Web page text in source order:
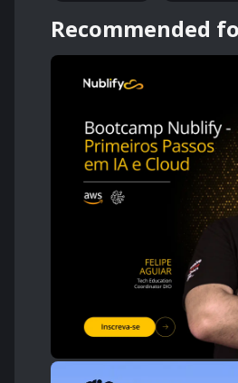
Recommended